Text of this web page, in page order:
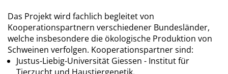
Das Projekt wird fachlich begleitet von
Kooperationspartnern verschiedener Bundesländer,
welche insbesondere die ökologische Produktion von
Schweinen verfolgen. Kooperationspartner sind:
Justus-Liebig-Universität Giessen - Institut für